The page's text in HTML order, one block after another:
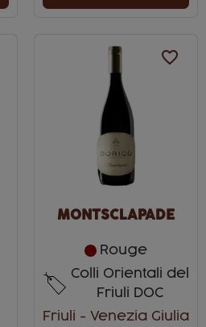
favorite_border
MONTSCLAPADE
Rouge
Colli Orientali del
Friuli DOC
Friuli - Venezia Giulia